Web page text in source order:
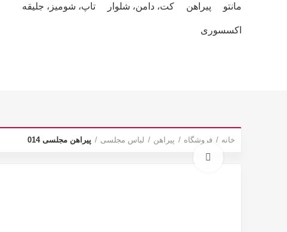
مانتو پیراهن کت، دامن، شلوار تاپ، شومیز، جلیقه
اکسسوری
خانه فروشگاه پیراهن لباس مجلسی
پیراهن مجلسی 014